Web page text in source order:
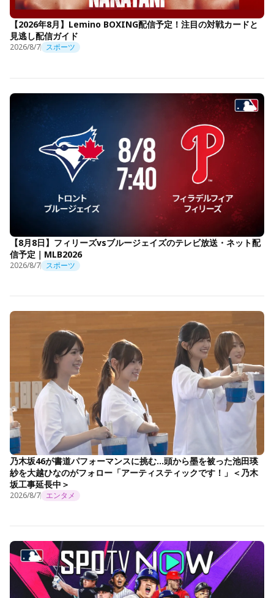
【2026年8月】Lemino BOXING配信予定！注目の対戦カードと
見逃し配信ガイド
2026/8/7 スポーツ
【8月8日】フィリーズvsブルージェイズのテレビ放送・ネット配
信予定｜MLB2026
2026/8/7 スポーツ
乃木坂46が書道パフォーマンスに挑む…頭から墨を被った池田瑛
紗を大越ひなのがフォロー「アーティスティックです！」＜乃木
坂工事延長中＞
2026/8/7 エンタメ